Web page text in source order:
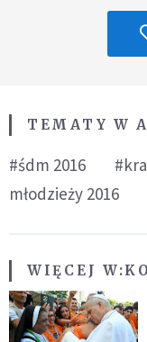
TEMATY W
#śdm 2016
młodzieży 2016
WIĘCEJ W: